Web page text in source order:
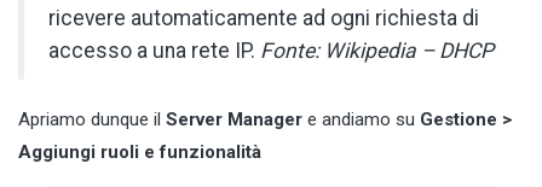
ricevere automaticamente ad ogni richiesta di
accesso a una rete IP. Fonte: Wikipedia – DHCP
Apriamo dunque il Server Manager e andiamo su Gestione >
Aggiungi ruoli e funzionalità